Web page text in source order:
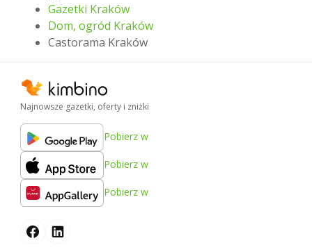
Gazetki Kraków
Dom, ogród Kraków
Castorama Kraków
Najnowsze gazetki, oferty i zniżki
Pobierz w
Pobierz w
Pobierz w